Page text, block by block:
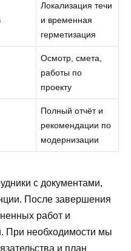
Локализация течи
и временная
герметизация
Осмотр, смета,
работы по
проекту
Полный отчёт и
рекомендации по
модернизации
с документами,
После завершения
работ и
При необходимости мы
и план